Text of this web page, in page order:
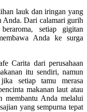
lauk dan iringan yang
Anda. Dari calamari gurih
setiap gigitan
Anda ke surga
Carita dari perusahaan
itu sendiri, namun
setiap tamu merasa
makanan laut atau
membantu Anda melalui
yang sempurna tepat